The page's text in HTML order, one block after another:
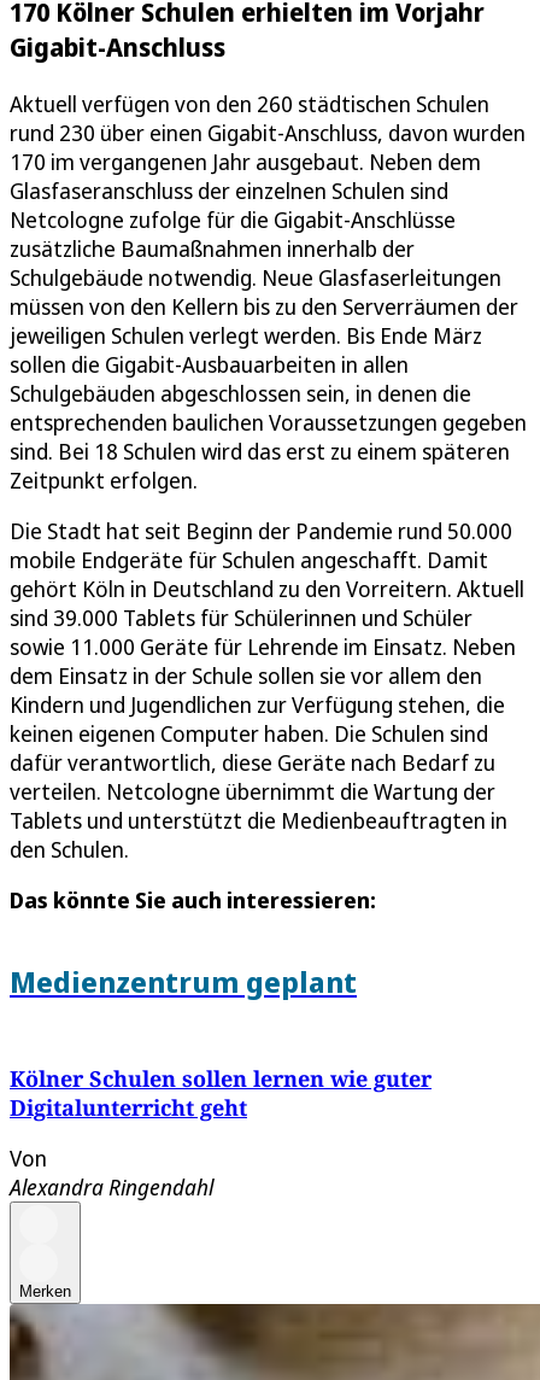
170 Kölner Schulen erhielten im Vorjahr
Gigabit-Anschluss
Aktuell verfügen von den 260 städtischen Schulen
rund 230 über einen Gigabit-Anschluss, davon wurden
170 im vergangenen Jahr ausgebaut. Neben dem
Glasfaseranschluss der einzelnen Schulen sind
Netcologne zufolge für die Gigabit-Anschlüsse
zusätzliche Baumaßnahmen innerhalb der
Schulgebäude notwendig. Neue Glasfaserleitungen
müssen von den Kellern bis zu den Serverräumen der
jeweiligen Schulen verlegt werden. Bis Ende März
sollen die Gigabit-Ausbauarbeiten in allen
Schulgebäuden abgeschlossen sein, in denen die
entsprechenden baulichen Voraussetzungen gegeben
sind. Bei 18 Schulen wird das erst zu einem späteren
Zeitpunkt erfolgen.
Die Stadt hat seit Beginn der Pandemie rund 50.000
mobile Endgeräte für Schulen angeschafft. Damit
gehört Köln in Deutschland zu den Vorreitern. Aktuell
sind 39.000 Tablets für Schülerinnen und Schüler
sowie 11.000 Geräte für Lehrende im Einsatz. Neben
dem Einsatz in der Schule sollen sie vor allem den
Kindern und Jugendlichen zur Verfügung stehen, die
keinen eigenen Computer haben. Die Schulen sind
dafür verantwortlich, diese Geräte nach Bedarf zu
verteilen. Netcologne übernimmt die Wartung der
Tablets und unterstützt die Medienbeauftragten in
den Schulen.
Das könnte Sie auch interessieren:
Medienzentrum geplant
Kölner Schulen sollen lernen wie guter
Digitalunterricht geht
Von
Alexandra Ringendahl
Merken